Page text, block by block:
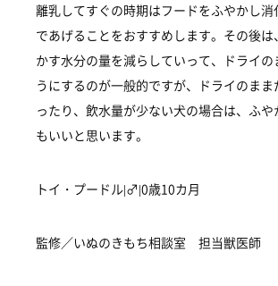
離乳してすぐの時期はフードをふやかし消
であげることをおすすめします。その後は
かす水分の量を減らしていって、ドライの
うにするのが一般的ですが、ドライのまま
ったり、飲水量が少ない犬の場合は、ふ
もいいと思います。
トイ・プードル|♂|0歳10カ月
監修／いぬのきもち相談室 担当獣医師